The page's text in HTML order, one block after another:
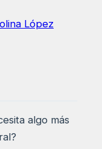
López
algo más